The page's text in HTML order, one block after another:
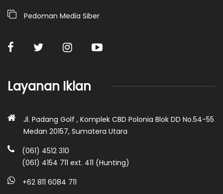
Pedoman Media Siber
Layanan Iklan
Jl. Padang Golf , Komplek CBD Polonia Blok DD No.54-55
Medan 20157, Sumatera Utara
(061) 4512 310
(061) 4154 711 ext. 411 (Hunting)
+62 811 6084 711